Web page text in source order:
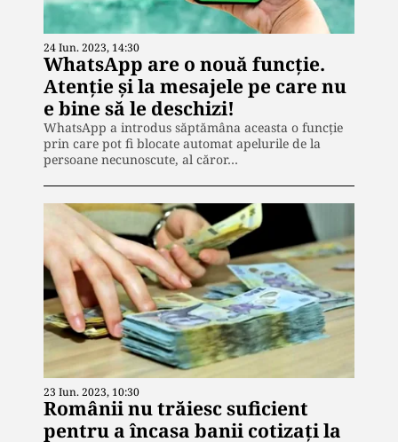
24 Iun. 2023, 14:30
WhatsApp are o nouă funcție.
Atenție și la mesajele pe care nu
e bine să le deschizi!
WhatsApp a introdus săptămâna aceasta o funcție
prin care pot fi blocate automat apelurile de la
persoane necunoscute, al căror…
23 Iun. 2023, 10:30
Românii nu trăiesc suficient
pentru a încasa banii cotizați la